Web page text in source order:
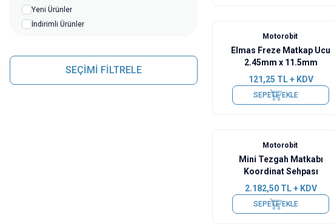
Yeni Ürünler
İndirimli Ürünler
SEÇİMİ FİLTRELE
Motorobit
Elmas Freze Matkap Ucu
2.45mm x 11.5mm
121,25 TL + KDV
SEPETE EKLE
Motorobit
Mini Tezgah Matkabı
Koordinat Sehpası
2.182,50TL + KDV
SEPETE EKLE